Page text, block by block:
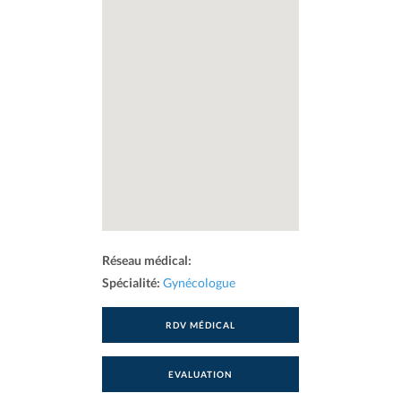
Réseau médical:
Spécialité: Gynécologue
RDV MÉDICAL
EVALUATION